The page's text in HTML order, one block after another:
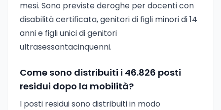
mesi. Sono previste deroghe per docenti con
disabilità certificata, genitori di figli minori di 14
anni e figli unici di genitori
ultrasessantacinquenni.
Come sono distribuiti i 46.826 posti
residui dopo la mobilità?
I posti residui sono distribuiti in modo